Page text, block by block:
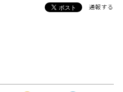
通報する